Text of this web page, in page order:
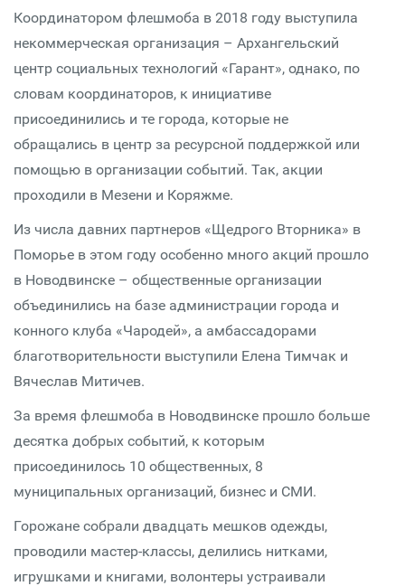
Координатором флешмоба в 2018 году выступила
некоммерческая организация – Архангельский
центр социальных технологий «Гарант», однако, по
словам координаторов, к инициативе
присоединились и те города, которые не
обращались в центр за ресурсной поддержкой или
помощью в организации событий. Так, акции
проходили в Мезени и Коряжме.
Из числа давних партнеров «Щедрого Вторника» в
Поморье в этом году особенно много акций прошло
в Новодвинске – общественные организации
объединились на базе администрации города и
конного клуба «Чародей», а амбассадорами
благотворительности выступили Елена Тимчак и
Вячеслав Митичев.
За время флешмоба в Новодвинске прошло больше
десятка добрых событий, к которым
присоединилось 10 общественных, 8
муниципальных организаций, бизнес и СМИ.
Горожане собрали двадцать мешков одежды,
проводили мастер-классы, делились нитками,
игрушками и книгами, волонтеры устраивали